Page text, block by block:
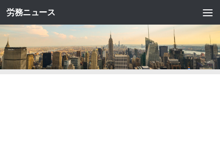
コンテンツへスキップ
労務ニュース